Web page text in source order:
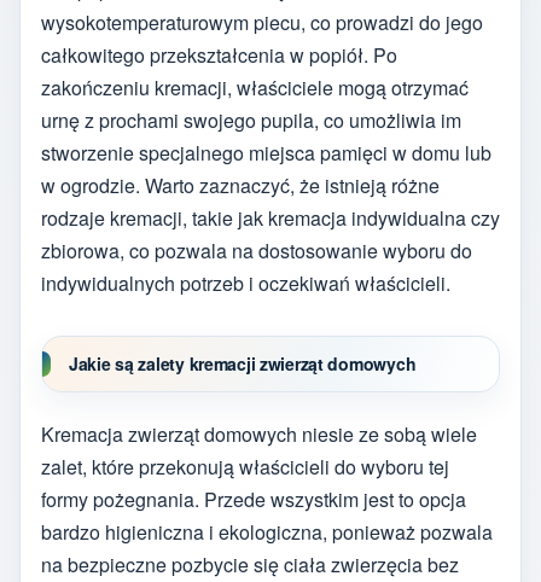
wysokotemperaturowym piecu, co prowadzi do jego
całkowitego przekształcenia w popiół. Po
zakończeniu kremacji, właściciele mogą otrzymać
urnę z prochami swojego pupila, co umożliwia im
stworzenie specjalnego miejsca pamięci w domu lub
w ogrodzie. Warto zaznaczyć, że istnieją różne
rodzaje kremacji, takie jak kremacja indywidualna czy
zbiorowa, co pozwala na dostosowanie wyboru do
indywidualnych potrzeb i oczekiwań właścicieli.
Jakie są zalety kremacji zwierząt domowych
Kremacja zwierząt domowych niesie ze sobą wiele
zalet, które przekonują właścicieli do wyboru tej
formy pożegnania. Przede wszystkim jest to opcja
bardzo higieniczna i ekologiczna, ponieważ pozwala
na bezpieczne pozbycie się ciała zwierzęcia bez